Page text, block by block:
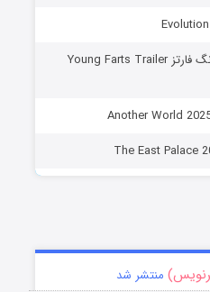
دانلود مستند قطعات تریلر یانگ فارتز Young Farts Trailer
منتشر شد